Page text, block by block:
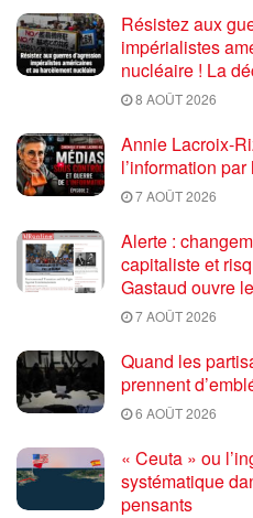
Résistez aux
impérialistes
nucléaire ! La
8 AOÛT 2026
Annie Lacroix-
l’information
7 AOÛT 2026
Alerte :
capitaliste et
Gastaud ouvre
7 AOÛT 2026
Quand les
prennent
6 AOÛT 2026
« Ceuta » ou
systématique
pensants